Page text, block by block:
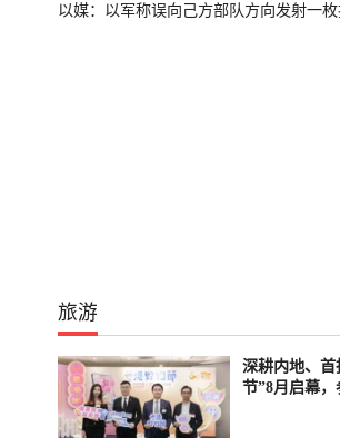
以媒：以军称误向己方部队方向发射一
旅游
深耕内地、首
节”8月启幕